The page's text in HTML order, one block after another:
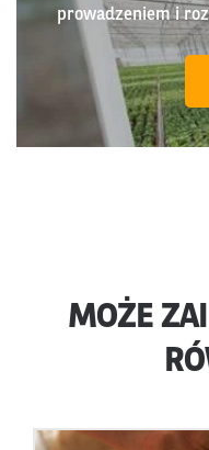
prowadzeniem i
MOŻE